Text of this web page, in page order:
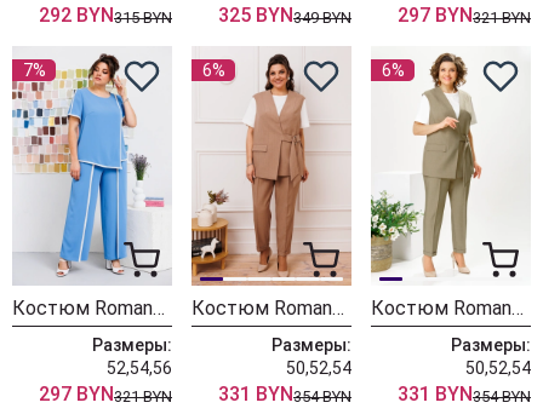
292 BYN315 BYN 325 BYN349 BYN 297 BYN321 BYN
7%
Костюм Romanovich Style 2-2671 голубой
Размеры:
52,54,56
297 BYN321 BYN
6%
Костюм Romanovich Style 3-2773 темно-бежевый
Размеры:
50,52,54
331 BYN354 BYN
6%
Костюм Romanovich Style 3-2773 хаки
Размеры:
50,52,54
331 BYN354 BYN